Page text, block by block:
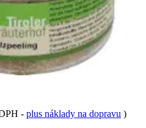
- plus náklady na dopravu )